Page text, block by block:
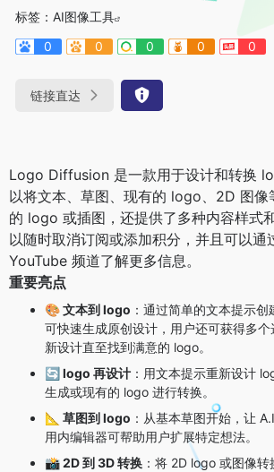
标签： AI图像工具
0
0 0 0 0
链接直达
Logo Diffusion 是一款用于设计和转换
以将文本、草图、现有的 logo、2D 图像
的 logo 或插图，还提供了多种内容样式
以随时取消订阅或添加积分，并且可以通
YouTube 频道了解更多信息。
重要亮点
🎨 文本到 logo ：通过简单的文本提示
可快速生成原创设计，用户还可获得多
新设计直至找到满意的 logo。
🔄 logo 再设计 ：用文本提示重新设计
生成或现有的 logo 进行转换。
📐 草图到 logo ：从基本草图开始，让
用内编辑器可帮助用户扩展特定想法。
📸 2D 到 3D 转换 ：将 2D logo 或图像